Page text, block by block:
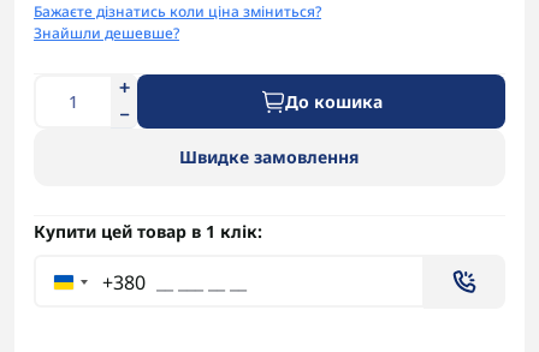
Бажаєте дізнатись коли ціна зміниться?
Знайшли дешевше?
До кошика
Швидке замовлення
Купити цей товар в 1 клік:
+380